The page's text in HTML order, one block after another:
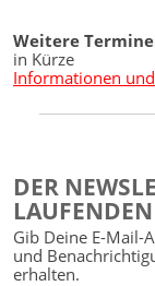
Weitere
in Kürze
Informationen
DER
Gib Deine E-Mail-
und
erhalten.